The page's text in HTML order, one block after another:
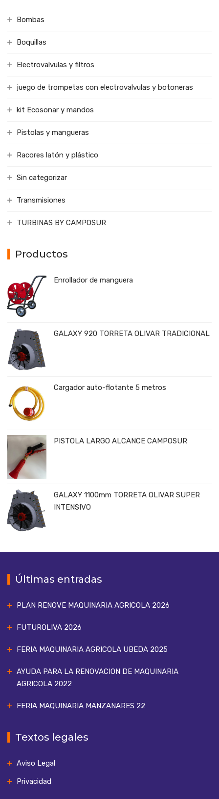
Bombas
Boquillas
Electrovalvulas y filtros
juego de trompetas con electrovalvulas y botoneras
kit Ecosonar y mandos
Pistolas y mangueras
Racores latón y plástico
Sin categorizar
Transmisiones
TURBINAS BY CAMPOSUR
Productos
Enrollador de manguera
GALAXY 920 TORRETA OLIVAR TRADICIONAL
Cargador auto-flotante 5 metros
PISTOLA LARGO ALCANCE CAMPOSUR
GALAXY 1100mm TORRETA OLIVAR SUPER
INTENSIVO
Últimas entradas
PLAN RENOVE MAQUINARIA AGRICOLA 2026
FUTUROLIVA 2026
FERIA MAQUINARIA AGRICOLA UBEDA 2025
AYUDA PARA LA RENOVACION DE MAQUINARIA
AGRICOLA 2022
FERIA MAQUINARIA MANZANARES 22
Textos legales
Aviso Legal
Privacidad